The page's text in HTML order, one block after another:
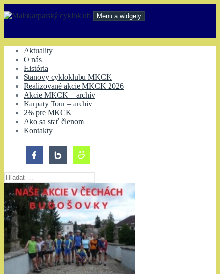
na
Menu a widgety
Aktuality
O nás
História
Stanovy cykloklubu MKCK
Realizované akcie MKCK 2026
Akcie MKCK – archív
Karpaty Tour – archiv
2% pre MKCK
Ako sa stať členom
Kontakty
Hľadať: